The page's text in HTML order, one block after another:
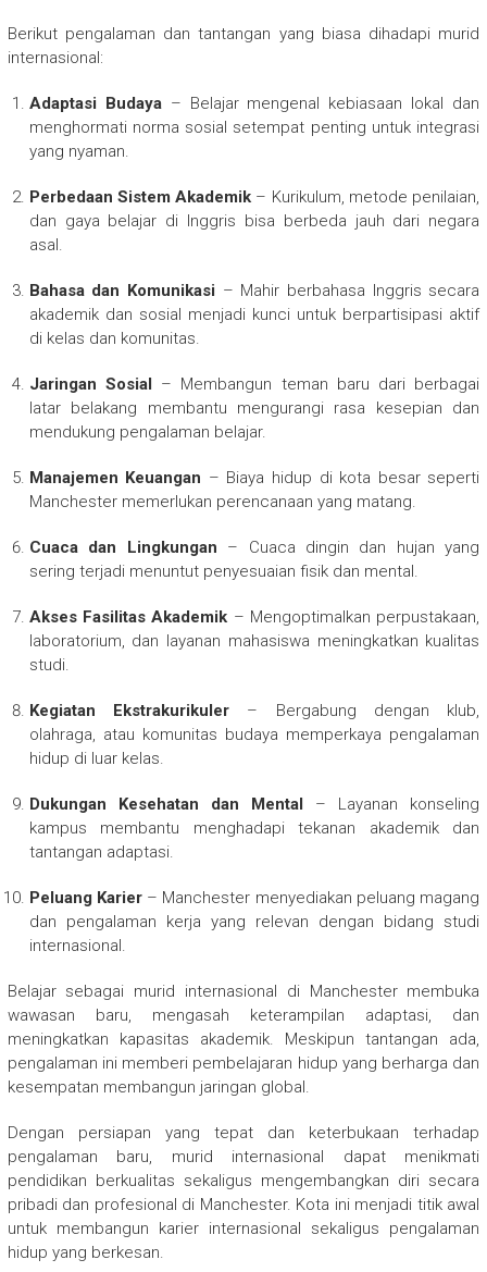
Berikut pengalaman dan tantangan yang biasa dihadapi murid
internasional:
Adaptasi Budaya– Belajar mengenal kebiasaan lokal dan
menghormati norma sosial setempat penting untuk integrasi
yang nyaman.
Perbedaan Sistem Akademik – Kurikulum, metode penilaian,
dan gaya belajar di Inggris bisa berbeda jauh dari negara
asal.
Bahasa dan Komunikasi – Mahir berbahasa Inggris secara
akademik dan sosial menjadi kunci untuk berpartisipasi aktif
di kelas dan komunitas.
Jaringan Sosial – Membangun teman baru dari berbagai
latar belakang membantu mengurangi rasa kesepian dan
mendukung pengalaman belajar.
Manajemen Keuangan – Biaya hidup di kota besar seperti
Manchester memerlukan perencanaan yang matang.
Cuaca dan Lingkungan – Cuaca dingin dan hujan yang
sering terjadi menuntut penyesuaian fisik dan mental.
Akses Fasilitas Akademik – Mengoptimalkan perpustakaan,
laboratorium, dan layanan mahasiswa meningkatkan kualitas
studi.
Kegiatan Ekstrakurikuler – Bergabung dengan klub,
olahraga, atau komunitas budaya memperkaya pengalaman
hidup di luar kelas.
Dukungan Kesehatan dan Mental – Layanan konseling
kampus membantu menghadapi tekanan akademik dan
tantangan adaptasi.
Peluang Karier– Manchester menyediakan peluang magang
dan pengalaman kerja yang relevan dengan bidang studi
internasional.
Belajar sebagai murid internasional di Manchester membuka
wawasan baru, mengasah keterampilan adaptasi, dan
meningkatkan kapasitas akademik. Meskipun tantangan ada,
pengalaman ini memberi pembelajaran hidup yang berharga dan
kesempatan membangun jaringan global.
Dengan persiapan yang tepat dan keterbukaan terhadap
pengalaman baru, murid internasional dapat menikmati
pendidikan berkualitas sekaligus mengembangkan diri secara
pribadi dan profesional di Manchester. Kota ini menjadi titik awal
untuk membangun karier internasional sekaligus pengalaman
hidup yang berkesan.